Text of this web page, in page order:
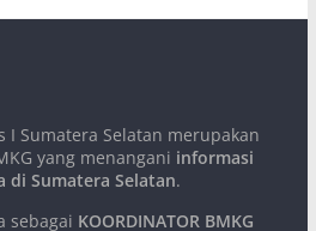
I Sumatera Selatan merupakan
yang menangani informasi
Sumatera Selatan.
sebagai KOORDINATOR BMKG